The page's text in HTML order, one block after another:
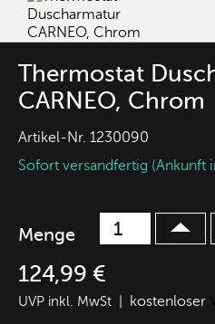
Thermostat
CARNEO, Chrom
Artikel-Nr. 1230090
Sofort versandfertig (Ankunft
Menge
124,99 €
UVP inkl. MwSt | kostenloser